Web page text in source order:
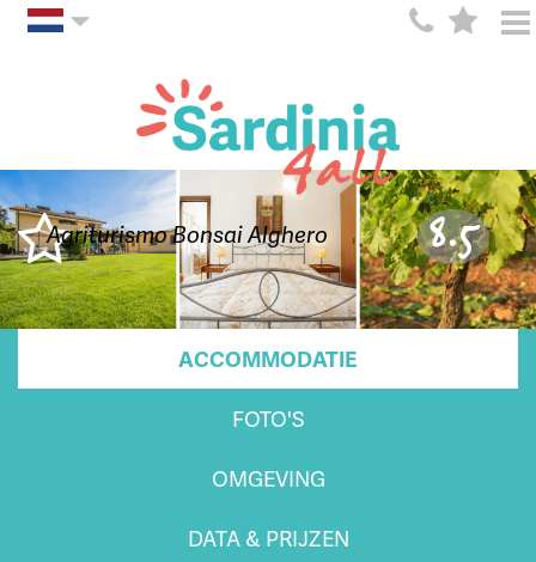
Agriturismo Bonsai Alghero 8.5
ACCOMMODATIE
FOTO'S
OMGEVING
DATA & PRIJZEN